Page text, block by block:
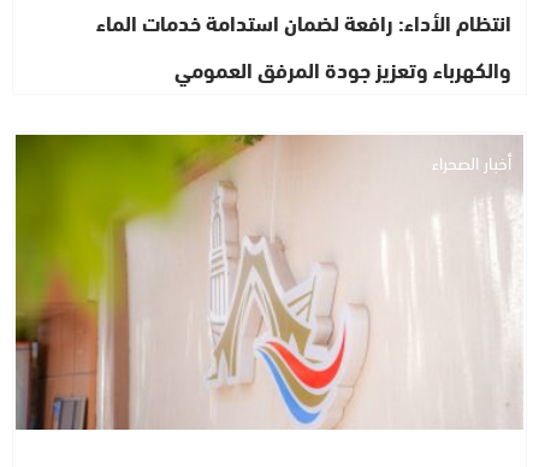
انتظام الأداء: رافعة لضمان استدامة خدمات الماء
والكهرباء وتعزيز جودة المرفق العمومي
أخبار الصحراء